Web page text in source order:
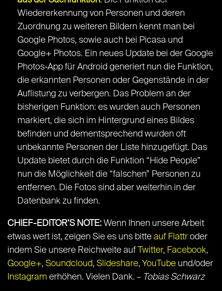
Wiedererkennung von Personen und deren
Zuordnung zu weiteren Bildern kennt man bei
Google Photos, sowie auch bei Picasa und
Google+ Photos. Ein neues Update bei der Google
Photos-App für Android generiert nun die Funktion,
die erkannten Personen oder Gegenstände in der
Auflistung zu verbergen. Das Problem an der
bisherigen Funktion: es wurden auch Personen
markiert, die sich im Hintergrund eines Bildes
befinden und dementsprechend wurden oft
unbekannte Personen der Liste hinzugefügt. Das
Update bietet durch die Funktion “Hide People”
nun die Möglichkeit die “falschen” Personen zu
entfernen. Die Fotos sind aber weiterhin in der
Datenbank zu finden.
CHIEF-EDITOR’S NOTE: Wenn Ihnen unsere Arbeit
etwas wert ist, zeigen Sie es uns bitte auf Flattr oder
indem Sie unsere Reichweite auf Twitter, Facebook,
Google+, Soundcloud, Slideshare, YouTube und/oder
Instagram erhöhen. Vielen Dank. – Tobias Schwarz